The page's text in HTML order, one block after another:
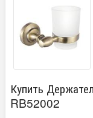
Купить
RB52002